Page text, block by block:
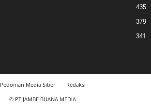
435
379
341
Pedoman Media Siber
Redaksi
© PT JAMBE BUANA MEDIA